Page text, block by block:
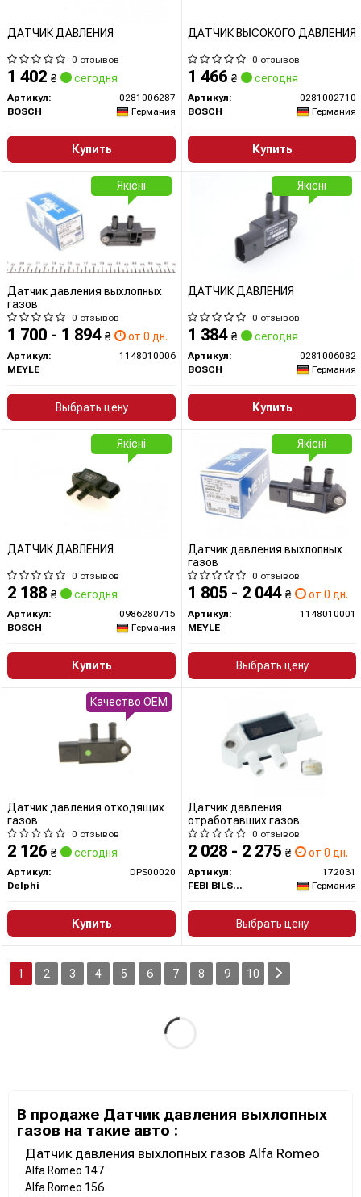
ДАТЧИК ДАВЛЕНИЯ
0 отзывов
1 402 ₴ сегодня
Артикул:
0281006287
BOSCH
Германия
Купить
ДАТЧИК ВЫСОКОГО ДАВЛЕНИЯ
0 отзывов
1 466 ₴ сегодня
Артикул:
0281002710
BOSCH
Германия
Купить
Датчик давления выхлопных
газов
0 отзывов
1 700 - 1 894 ₴ от 0 дн.
Артикул:
1148010006
MEYLE
Выбрать цену
Якісні
ДАТЧИК ДАВЛЕНИЯ
0 отзывов
1 384 ₴ сегодня
Артикул:
0281006082
BOSCH
Германия
Купить
Якісні
ДАТЧИК ДАВЛЕНИЯ
0 отзывов
2 188 ₴ сегодня
Артикул:
0986280715
BOSCH
Германия
Купить
Якісні
Датчик давления выхлопных
газов
0 отзывов
1 805 - 2 044 ₴ от 0 дн.
Артикул:
1148010001
MEYLE
Выбрать цену
Якісні
Датчик давления отходящих
газов
0 отзывов
2 126 ₴ сегодня
Артикул:
DPS00020
Delphi
Купить
Качество OEM
Датчик давления
отработавших газов
0 отзывов
2 028 - 2 275 ₴ от 0 дн.
Артикул:
172031
FEBI BILSTEIN
Германия
Выбрать цену
1 2 3 4 5 6 7 8 9 10
В продаже Датчик давления выхлопных
газов на такие авто :
Датчик давления выхлопных газов Alfa Romeo
Alfa Romeo 147
Alfa Romeo 156